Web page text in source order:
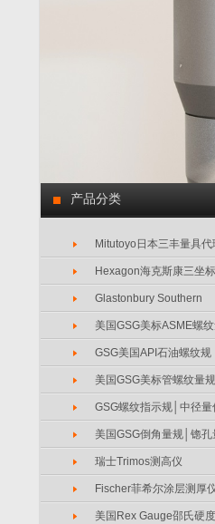
产品分类
Mitutoyo日本三丰量具代
Hexagon海克斯康三坐标
Glastonbury Southern
美国GSG美标ASME螺
GSG美国API石油螺纹规
美国GSG美标管螺纹量规
GSG螺纹指示规│中径量
美国GSG倒角量规│锪孔
瑞士Trimos测高仪
Fischer菲希尔涂层测厚
美国Rex Gauge邵氏硬